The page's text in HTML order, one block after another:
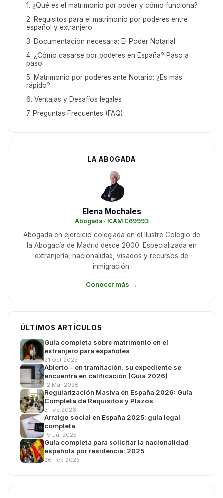
1. ¿Qué es el matrimonio por poder y cómo funciona?
2. Requisitos para el matrimonio por poderes entre
español y extranjero
3. Documentación necesaria: El Poder Notarial
4. ¿Cómo casarse por poderes en España? Paso a
paso
5. Matrimonio por poderes ante Notario: ¿Es más
rápido?
6. Ventajas y Desafíos legales
7. Preguntas Frecuentes (FAQ)
LA ABOGADA
Elena Mochales
Abogada · ICAM C69993
Abogada en ejercicio colegiada en el Ilustre Colegio de
la Abogacía de Madrid desde 2000. Especializada en
extranjería, nacionalidad, visados y recursos de
inmigración.
Conocer más →
ÚLTIMOS ARTÍCULOS
Guía completa sobre matrimonio en el
extranjero para españoles
21 Oct 2023
Abierto – en tramitación. su expediente se
encuentra en calificación (Guía 2026)
12 Mar 2026
Regularización Masiva en España 2026: Guía
Completa de Requisitos y Plazos
3 Feb 2026
Arraigo social en España 2025: guía legal
completa
19 Jul 2025
Guía completa para solicitar la nacionalidad
española por residencia: 2025
26 Feb 2025